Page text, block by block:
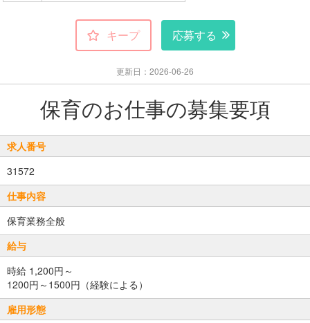
キープ 応募する
更新日：2026-06-26
保育のお仕事の募集要項
求人番号
31572
仕事内容
保育業務全般
給与
時給 1,200円～
1200円～1500円（経験による）
雇用形態